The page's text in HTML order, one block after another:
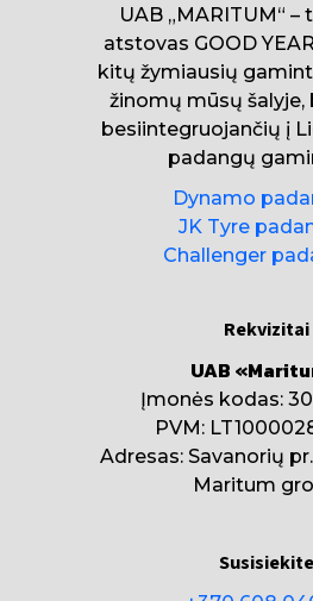
UAB „MARITUM“ –
atstovas GOOD
kitų žymiausių
žinomų mūsų šalyje,
besiintegruojančių į
padangų
Dynamo
JK Tyre
Challenger
Rekvizitai
UAB
Įmonės kodas:
PVM:
Adresas: Savanorių
Maritum
Susisiekite